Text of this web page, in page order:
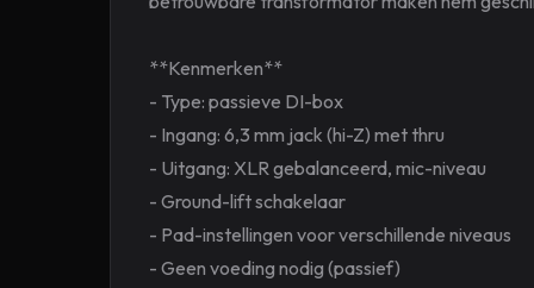
**Kenmerken**
- Type: passieve DI-box
- Ingang: 6,3 mm jack (hi-Z) met thru
- Uitgang: XLR gebalanceerd, mic-niveau
- Ground-lift schakelaar
- Pad-instellingen voor verschillende niveaus
- Geen voeding nodig (passief)